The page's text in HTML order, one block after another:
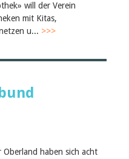
will der Verein
mit Kitas,
u... >>>
haben sich acht